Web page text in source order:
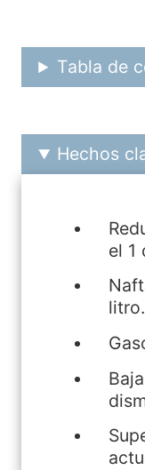
Tabla de
Hechos
el 1
litro.